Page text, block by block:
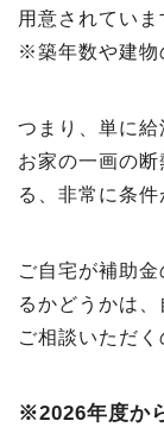
用意されていま
※築年数や建物
つまり、単に給
お家の一画の
る、非常に条件
ご自宅が補助
るかどうかは
ご相談いただく
※2026年度か